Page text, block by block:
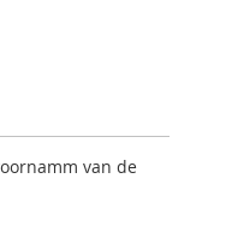
van de